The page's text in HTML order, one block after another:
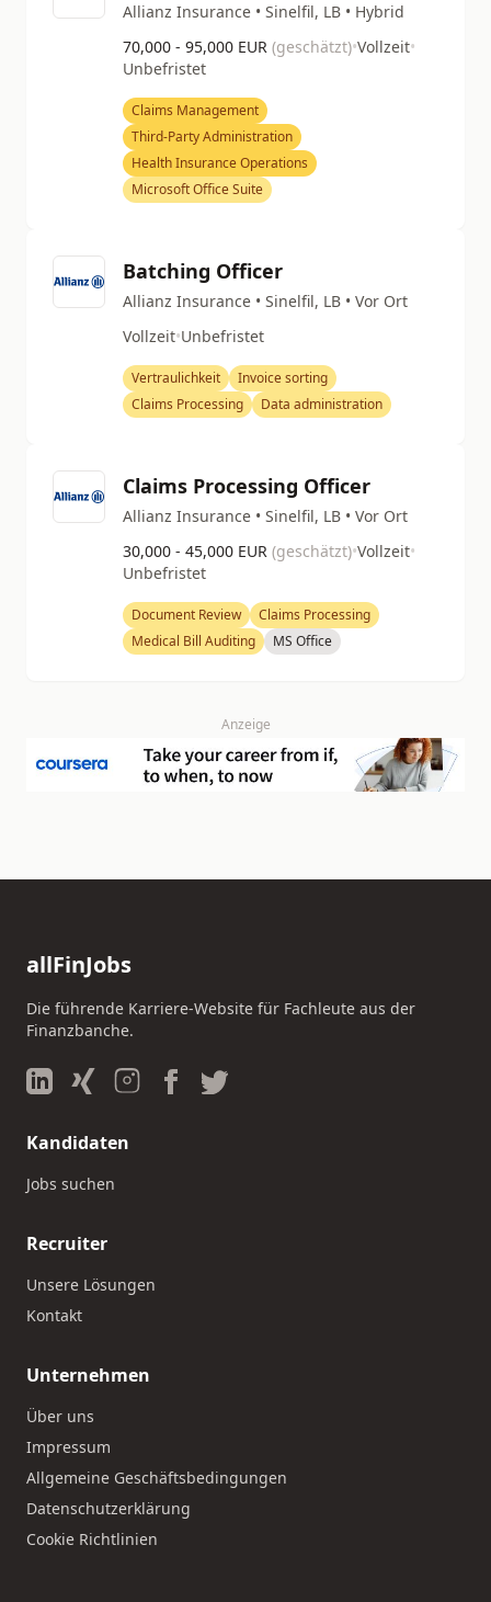
Allianz Insurance • Sinelfil, LB • Hybrid
70,000 - 95,000 EUR (geschätzt)•Vollzeit•
Unbefristet
Claims Management
Third-Party Administration
Health Insurance Operations
Microsoft Office Suite
Batching Officer
Allianz Insurance • Sinelfil, LB • Vor Ort
Vollzeit•Unbefristet
Vertraulichkeit
Invoice sorting
Claims Processing
Data administration
Claims Processing Officer
Allianz Insurance • Sinelfil, LB • Vor Ort
30,000 - 45,000 EUR (geschätzt)•Vollzeit•
Unbefristet
Document Review
Claims Processing
Medical Bill Auditing
MS Office
Anzeige
allFinJobs
Die führende Karriere-Website für Fachleute aus der
Finanzbanche.
Kandidaten
Jobs suchen
Recruiter
Unsere Lösungen
Kontakt
Unternehmen
Über uns
Impressum
Allgemeine Geschäftsbedingungen
Datenschutzerklärung
Cookie Richtlinien